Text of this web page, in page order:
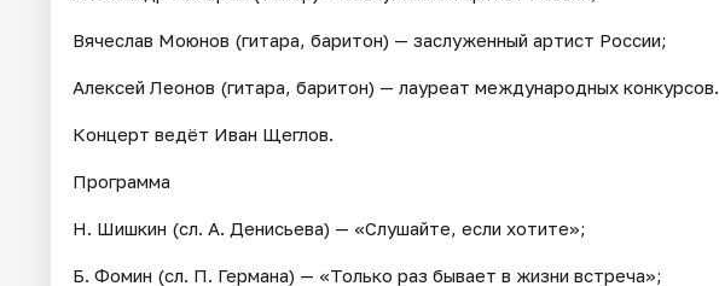
Вячеслав Моюнов (гитара, баритон) — заслуженный артист России;
Алексей Леонов (гитара, баритон) — лауреат международных конкурсов.
Концерт ведёт Иван Щеглов.
Программа
Н. Шишкин (сл. А. Денисьева) — «Слушайте, если хотите»;
Б. Фомин (сл. П. Германа) — «Только раз бывает в жизни встреча»;